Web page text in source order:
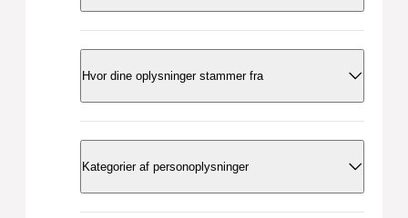
Vi behandler dine personoplysninger til
følgende formål:
Sagsbehandling af faktura i
forbindelse af tolkegebyr.
Administrative formål der knytter sig til
planlægning, kvalitetsarbejde og
klagesager.
Hvor dine oplysninger stammer fra
Patientsystemer i Region Nordjylland
Kategorier af personoplysninger